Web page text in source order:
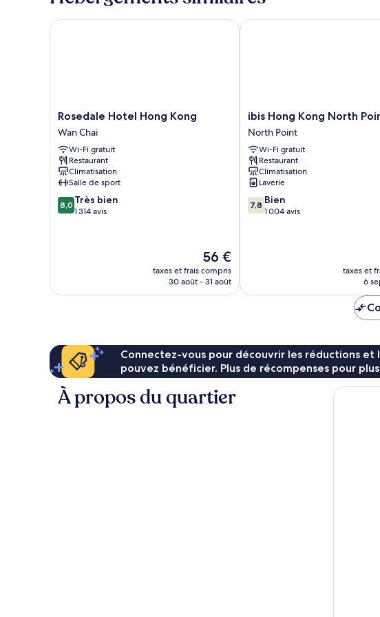
Chambre
Chambre
Rosedale
Hotel
Hong
Kong
Wan
Chai
Rosedale Hotel Hong Kong
Wan Chai
Wi-Fi gratuit
Restaurant
Climatisation
Salle de sport
8.0
sur
8,0 Très bien
1 314 avis
Le
nouveau
prix
56 €
taxes et frais compris
30 août - 31 août
Rosedale Hotel Hong Kong
ibis
Hong
Kong
North
Point
North
Point
ibis Hong Kong North
North Point
Wi-Fi gratuit
Restaurant
Climatisation
Laverie
7.8
sur
7,8 Bien
1 004 avis
taxes et
6
ibis Hong Kong North Point
Connectez-vous pour découvrir les réductions et
pouvez bénéficier. Plus de récompenses pour plus
À propos du quartier